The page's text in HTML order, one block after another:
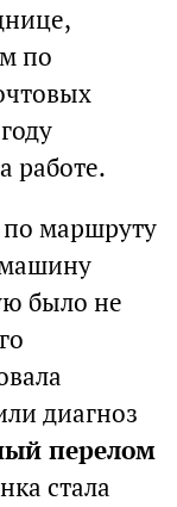
по
работе.
по маршруту
было не
диагноз
перелом
стала